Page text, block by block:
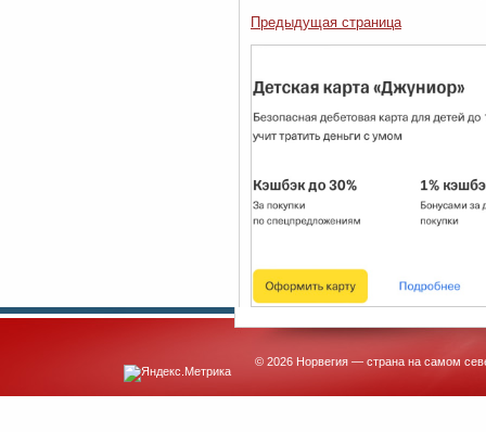
Предыдущая страница
© 2026 Норвегия — страна на самом